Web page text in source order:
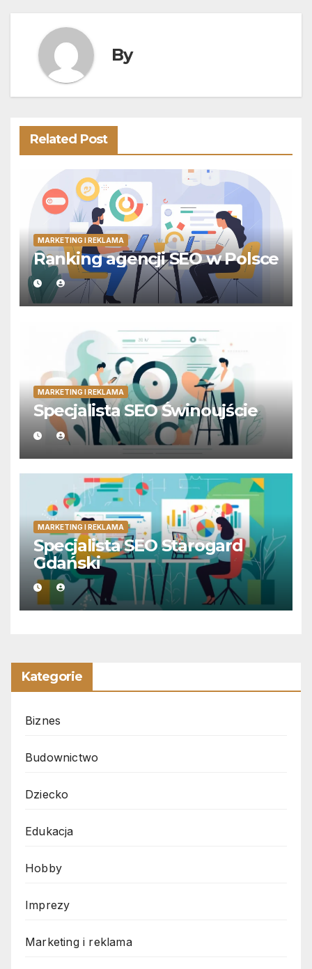
By
Related Post
MARKETING I REKLAMA
Ranking agencji SEO w Polsce
MARKETING I REKLAMA
Specjalista SEO Świnoujście
MARKETING I REKLAMA
Specjalista SEO Starogard
Gdański
Kategorie
Biznes
Budownictwo
Dziecko
Edukacja
Hobby
Imprezy
Marketing i reklama